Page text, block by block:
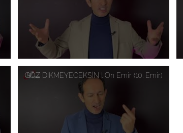
GÖZ DİKMEYECEKSİN l On Emir (10. Emir)